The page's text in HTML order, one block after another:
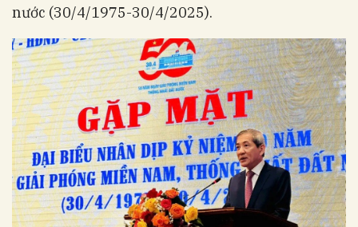
nước (30/4/1975-30/4/2025).